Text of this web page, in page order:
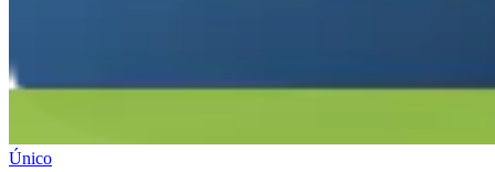
Único